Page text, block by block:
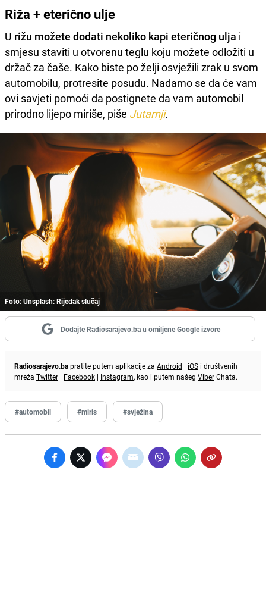
Riža + eterično ulje
U rižu možete dodati nekoliko kapi eteričnog ulja i
smjesu staviti u otvorenu teglu koju možete odložiti u
držač za čaše. Kako biste po želji osvježili zrak u svom
automobilu, protresite posudu. Nadamo se da će vam
ovi savjeti pomoći da postignete da vam automobil
prirodno lijepo miriše, piše Jutarnji.
Foto: Unsplash: Rijedak slučaj
Dodajte Radiosarajevo.ba u omiljene Google izvore
Radiosarajevo.bapratite putem aplikacije za Android | iOS i društvenih
mreža Twitter | Facebook | Instagram, kao i putem našeg ViberChata.
#automobil #miris #svježina